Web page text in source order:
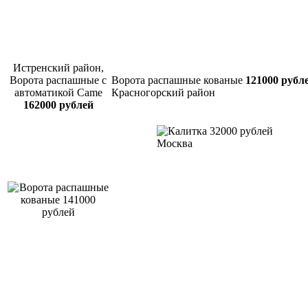
Истренский район,
Ворота распашные с
автоматикой Came
162000 рублей
Ворота распашные кованые 121000
Красногорский район